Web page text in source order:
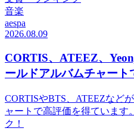
音楽
aespa
2026.08.09
CORTIS、ATEEZ、
ールドアルバムチャート
CORTISやBTS、ATEEZなど
ャートで高評価を得ています
ク！